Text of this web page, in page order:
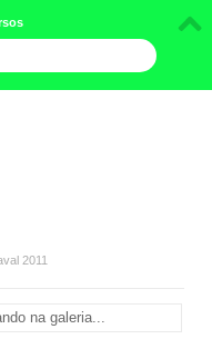
2011